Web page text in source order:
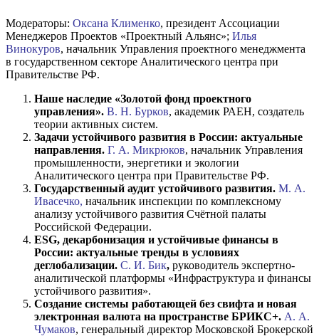
Модераторы: Оксана Клименко, президент Ассоциации
Менеджеров Проектов «Проектный Альянс»; Илья
Винокуров, начальник Управления проектного менеджмента
в государственном секторе Аналитического центра при
Правительстве РФ.
Наше наследие «Золотой фонд проектного
управления». В. Н. Бурков, академик РАЕН, создатель
теории активных систем.
Задачи устойчивого развития в России: актуальные
направления. Г. А. Микрюков, начальник Управления
промышленности, энергетики и экологии
Аналитического центра при Правительстве РФ.
Государственный аудит устойчивого развития. М. А.
Ивасечко, начальник инспекции по комплексному
анализу устойчивого развития Счётной палаты
Российской Федерации.
ESG, декарбонизация и устойчивые финансы в
России: актуальные тренды в условиях
деглобализации. С. И. Бик, руководитель экспертно-
аналитической платформы «Инфраструктура и финансы
устойчивого развития».
Создание системы работающей без свифта и новая
электронная валюта на пространстве БРИКС+. А. А.
Чумаков, генеральный директор Московской Брокерской